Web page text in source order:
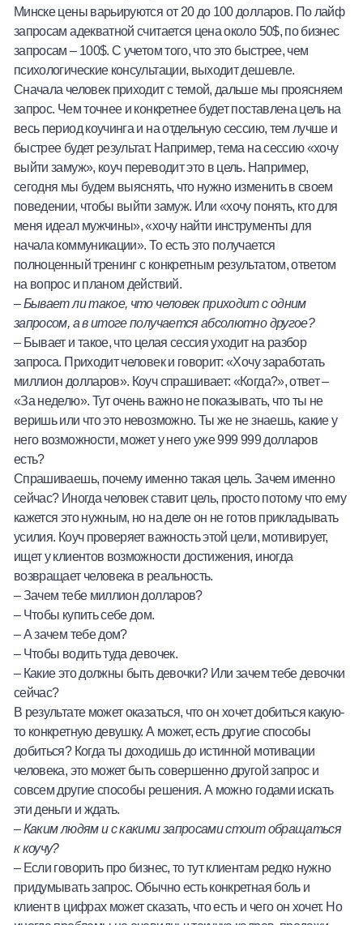
Минске цены варьируются от 20 до 100 долларов. По лайф
запросам адекватной считается цена около 50$, по бизнес
запросам – 100$. С учетом того, что это быстрее, чем
психологические консультации, выходит дешевле.
Сначала человек приходит с темой, дальше мы проясняем
запрос. Чем точнее и конкретнее будет поставлена цель на
весь период коучинга и на отдельную сессию, тем лучше и
быстрее будет результат. Например, тема на сессию «хочу
выйти замуж», коуч переводит это в цель. Например,
сегодня мы будем выяснять, что нужно изменить в своем
поведении, чтобы выйти замуж. Или «хочу понять, кто для
меня идеал мужчины», «хочу найти инструменты для
начала коммуникации». То есть это получается
полноценный тренинг с конкретным результатом, ответом
на вопрос и планом действий.
–Бывает ли такое, что человек приходит с одним
запросом, а в итоге получается абсолютно другое?
– Бывает и такое, что целая сессия уходит на разбор
запроса. Приходит человек и говорит: «Хочу заработать
миллион долларов». Коуч спрашивает: «Когда?», ответ –
«За неделю». Тут очень важно не показывать, что ты не
веришь или что это невозможно. Ты же не знаешь, какие у
него возможности, может у него уже 999 999 долларов
есть?
Спрашиваешь, почему именно такая цель. Зачем именно
сейчас? Иногда человек ставит цель, просто потому что ему
кажется это нужным, но на деле он не готов прикладывать
усилия. Коуч проверяет важность этой цели, мотивирует,
ищет у клиентов возможности достижения, иногда
возвращает человека в реальность.
– Зачем тебе миллион долларов?
– Чтобы купить себе дом.
– А зачем тебе дом?
– Чтобы водить туда девочек.
– Какие это должны быть девочки? Или зачем тебе девочки
сейчас?
В результате может оказаться, что он хочет добиться какую-
то конкретную девушку. А может, есть другие способы
добиться? Когда ты доходишь до истинной мотивации
человека, это может быть совершенно другой запрос и
совсем другие способы решения. А можно годами искать
эти деньги и ждать.
–Каким людям и с какими запросами стоит обращаться
к коучу?
– Если говорить про бизнес, то тут клиентам редко нужно
придумывать запрос. Обычно есть конкретная боль и
клиент в цифрах может сказать, что есть и чего он хочет. Но